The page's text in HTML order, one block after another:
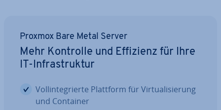
Proxmox Bare Metal Server
Mehr Kontrolle und Effizienz für Ihre
IT-In­fra­struk­tur
Voll­in­te­grier­te Plattform für Vir­tua­li­sie­rung
und Container